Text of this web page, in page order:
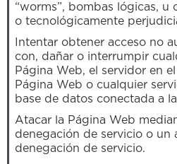
“worms”, bombas lógicas, u
o tecnológicamente
Intentar obtener acceso no
con, dañar o interrumpir
Página Web, el servidor en
Página Web o cualquier
base de datos conectada a
Atacar la Página Web
denegación de servicio o
denegación de servicio.